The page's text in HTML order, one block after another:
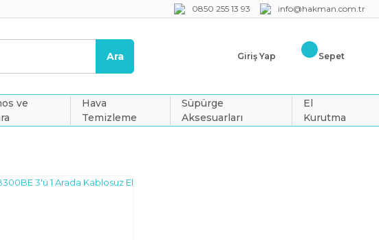
0850 255 13 93 info@hakman.com.tr
Ara Giriş Yap Sepet
ve
Hava
Temizleme
Süpürge
Aksesuarları
El
Kurutma